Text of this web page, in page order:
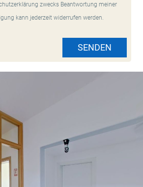
zwecks Beantwortung meiner
kann jederzeit widerrufen werden.
SENDEN